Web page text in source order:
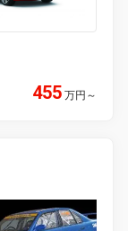
455 万円 ～